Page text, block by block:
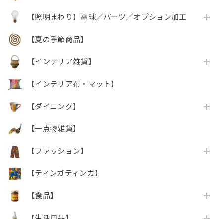
【照明まわり】電球／パーツ／オプション加工
【夏の季節商品】
【インテリア雑貨】
【インテリア布・マット】
【ダイニング】
【一点物雑貨】
【ファッション】
【ティンガティンガ】
【食品】